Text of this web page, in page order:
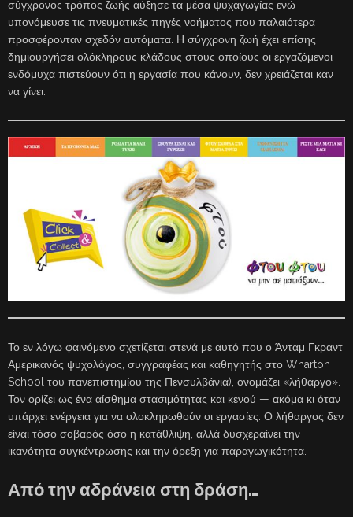
σύγχρονος τρόπος ζωής αύξησε τα μέσα ψυχαγωγίας ενώ
υπονόμευσε τις πνευματικές πηγές νοήματος που παλαιότερα
προσφέρονταν σχεδόν αυτόματα. Η σύγχρονη ζωή έχει επίσης
δημιουργήσει ολόκληρους κλάδους στους οποίους οι εργαζόμενοι
ενδόμυχα πιστεύουν ότι η εργασία που κάνουν, δεν χρειάζεται καν
να γίνει.
Το εν λόγω φαινόμενο σχετίζεται στενά με αυτό που ο Άνταμ Γκραντ,
Αμερικανός ψυχολόγος, συγγραφέας και καθηγητής στο Wharton
School του πανεπιστημίου της Πενσυλβάνια), ονομάζει «λήθαργο».
Τον ορίζει ως ένα αίσθημα στασιμότητας και κενού — ακόμα κι όταν
υπάρχει ενέργεια για να ολοκληρωθούν οι εργασίες. Ο λήθαργος δεν
είναι τόσο σοβαρός όσο η κατάθλιψη, αλλά δυσχεραίνει την
ικανότητα συγκέντρωσης και την όρεξη για παραγωγικότητα.
Από την αδράνεια στη δράση…